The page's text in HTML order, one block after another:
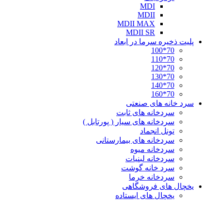
MDI
MDII
MDII MAX
MDII SR
پلیت ذخیره سرما در ابعاد
70*100
70*110
70*120
70*130
70*140
70*160
سرد خانه های صنعتی
سردخانه های ثابت
سردخانه های سیار ( پورتابل )
تونل انجماد
سردخانه های بیمارستانی
سردخانه میوه
سردخانه لبنیات
سرد خانه گوشت
سردخانه خرما
یخچال های فروشگاهی
یخچال های ایستاده